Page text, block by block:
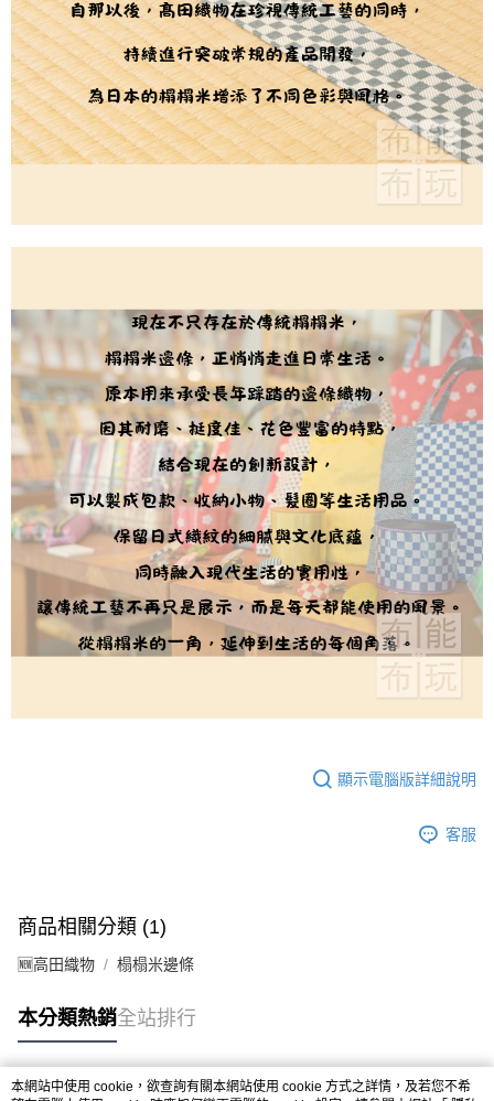
顯示電腦版詳細說明
客服
商品相關分類 (1)
🆕高田織物 榻榻米邊條
本分類熱銷全站排行
本網站中使用 cookie，欲查詢有關本網站使用 cookie 方式之詳情，及若您不希